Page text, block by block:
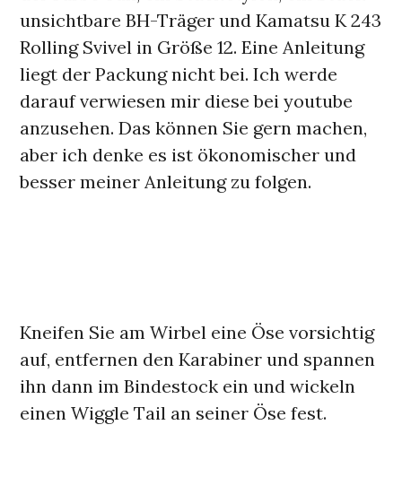
unsichtbare BH-Träger und Kamatsu K 243
Rolling Svivel in Größe 12. Eine Anleitung
liegt der Packung nicht bei. Ich werde
darauf verwiesen mir diese bei youtube
anzusehen. Das können Sie gern machen,
aber ich denke es ist ökonomischer und
besser meiner Anleitung zu folgen.
Kneifen Sie am Wirbel eine Öse vorsichtig
auf, entfernen den Karabiner und spannen
ihn dann im Bindestock ein und wickeln
einen Wiggle Tail an seiner Öse fest.